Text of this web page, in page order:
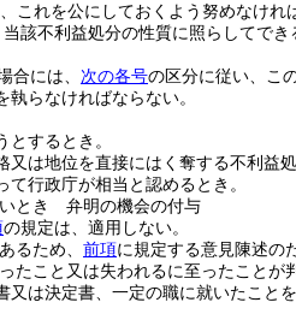
これを公にしておくよう努めなけれ
該不利益処分の性質に照らしてでき
合には、 次の各号の区分に従い、こ
らなければならない。
するとき。
は地位を直接にはく奪する不利益
行政庁が相当と認めるとき。
とき 弁明の機会の付与
の規定は、適用しない。
るため、 前項に規定する意見陳述の
たこと又は失われるに至ったこと
は決定書、一定の職に就いたこ